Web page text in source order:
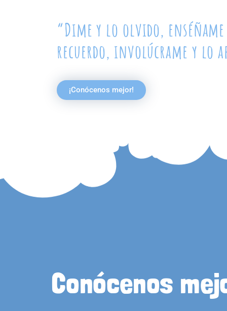
“Dime y lo olvido,
recuerdo, involúcrame y lo
¡Conócenos mejor!
Conócenos